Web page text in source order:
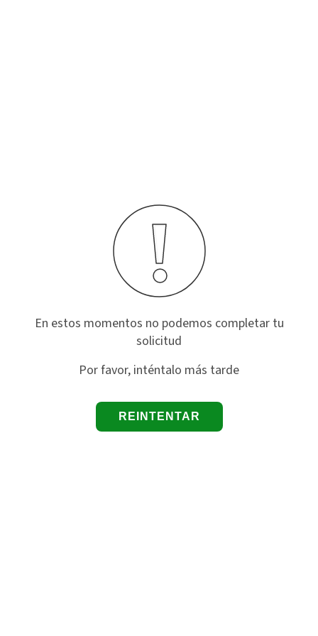
En estos momentos no podemos completar tu
solicitud
Por favor, inténtalo más tarde
REINTENTAR